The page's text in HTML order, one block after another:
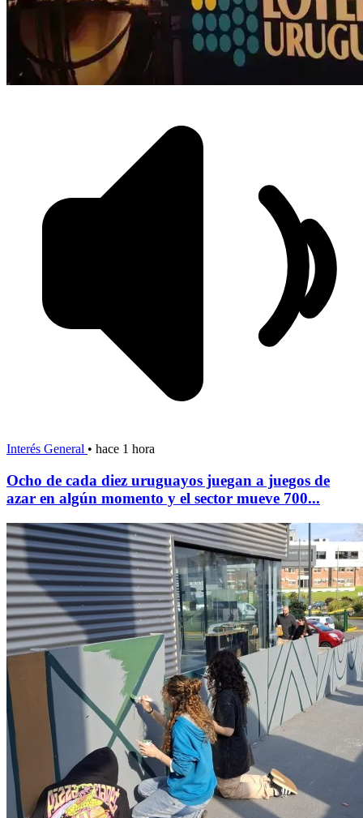
Interés General • hace 1 hora
Ocho de cada diez uruguayos juegan a juegos de
azar en algún momento y el sector mueve 700...